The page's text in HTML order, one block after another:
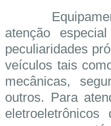
atenção
peculiaridades
veículos tais
mecânicas,
outros. Para